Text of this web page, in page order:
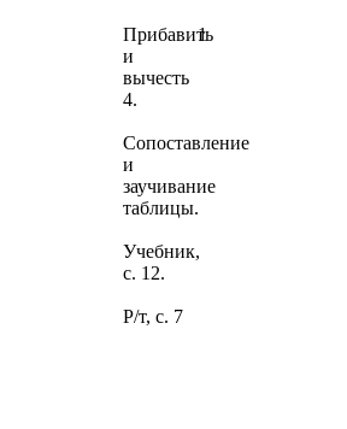
Прибавить
и
вычесть
4.
Сопоставление
и
заучивание
таблицы.
Учебник,
с. 12.
Р/т, с. 7
1